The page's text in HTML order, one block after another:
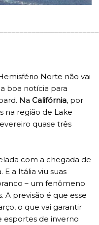
Norte não vai
boa notícia para
Na Califórnia, por
na região de Lake
quase três
com a chegada de
E a Itália viu suas
– um fenômeno
A previsão é que esse
o que vai garantir
esportes de inverno